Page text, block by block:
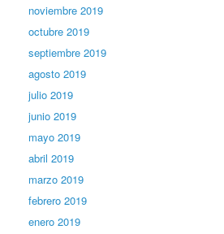
noviembre 2019
octubre 2019
septiembre 2019
agosto 2019
julio 2019
junio 2019
mayo 2019
abril 2019
marzo 2019
febrero 2019
enero 2019